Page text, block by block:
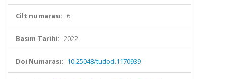
Cilt numarası: 6
Basım Tarihi: 2022
Doi Numarası: 10.25048/tudod.1170939